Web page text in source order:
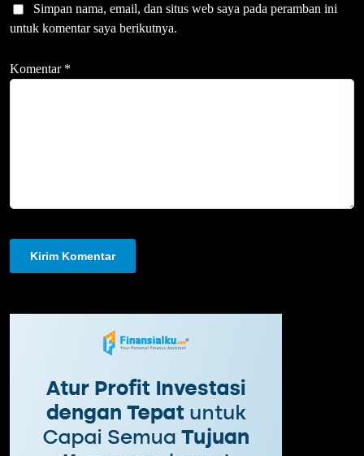
Simpan nama, email, dan situs web saya pada peramban ini
untuk komentar saya berikutnya.
Komentar *